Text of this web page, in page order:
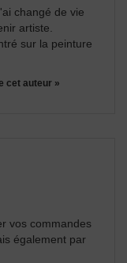
changé de vie
artiste.
sur la peinture
cet auteur »
vos commandes
également par